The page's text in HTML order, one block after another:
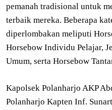
pemanah tradisional untuk
terbaik mereka. Beberapa
diperlombakan meliputi
Horsebow Individu Pelajar,
Umum, serta Horsebow
Kapolsek Polanharjo AKP
Polanharjo Kapten Inf.